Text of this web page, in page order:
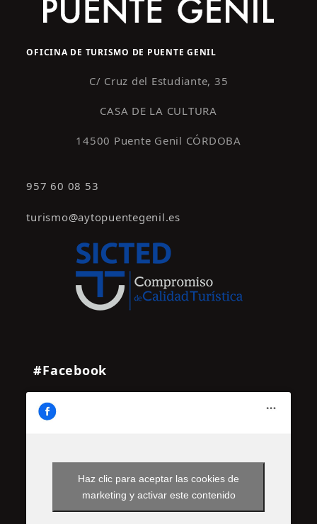
OFICINA DE TURISMO DE PUENTE GENIL
C/ Cruz del Estudiante, 35
CASA DE LA CULTURA
14500 Puente Genil CÓRDOBA
957 60 08 53
turismo@aytopuentegenil.es
#Facebook
Haz clic para aceptar las cookies de
marketing y activar este contenido